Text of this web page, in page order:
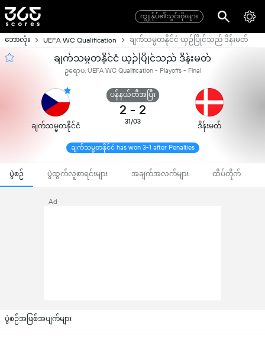
ကျွုန်ုပ်၏သွင်းဂိုးများ
ဘောလုံး UEFA WC Qualification ချက်သမ္မတနိုင်ငံ ယှဉ်ပြိုင်သည် ဒိန်းမတ်
ချက်သမ္မတနိုင်ငံ ယှဉ်ပြိုင်သည် ဒိန်းမတ်
ဥရောပ, UEFA WC Qualification - Playoffs - Final
ချက်သမ္မတနိုင်ငံ
ပန်နယ်တီအပြီး
2 - 2
31/03
ဒိန်းမတ်
ချက်သမ္မတနိုင်ငံ has won 3-1 after Penalties
ပွဲစဉ် ပွဲထွက်လူစာရင်းများ အချက်အလက်များ ထိပ်တိုက်
Ad
ပွဲစဉ်အဖြစ်အပျက်များ